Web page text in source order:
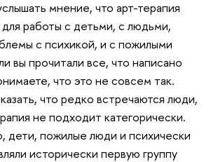
мнение, что арт-терапия
для работы с детьми, с людьми,
с психикой, и с пожилыми
вы прочитали все, что написано
что это не совсем так.
что редко встречаются люди,
не подходит категорически.
дети, пожилые люди и психически
исторически первую группу